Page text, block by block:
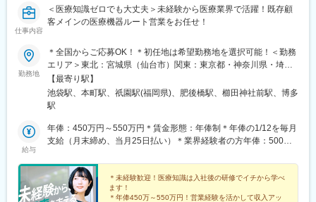
仕事内容
＜医療知識ゼロでも大丈夫＞未経験から医療業界で活躍！既存顧
客メインの医療機器ルート営業をお任せ！
勤務地
＊全国からご応募OK！＊初任地は希望勤務地を選択可能！＜勤務
エリア＞東北：宮城県（仙台市）関東：東京都・神奈川県・埼玉
県・千葉県・栃木県・群馬県東海：愛知県・静岡県・岐阜県信
越：長野県（松本市）北陸：石川県（金沢市）関西：大阪府・兵
庫県中国：広島県四国：香川県（高松市）・愛媛県（松山市）九
県【東京本社】東京都豊島区西池袋3-27-12 池袋ウェストパーク
ビル＊各線「池袋駅」西口より徒歩5分【大阪オフィス】大阪府大
各線「本町駅」より徒歩1分【福岡オフィス】福岡県福岡市博多区
博多駅前2-19-24 大博センタービル6F＊JR・福岡市地下鉄各線
「博多駅」より徒歩5分
【最寄り駅】
池袋駅、本町駅、祇園駅(福岡県)、肥後橋駅、櫛田神社前駅、博多
駅
給与
年俸：450万円～550万円＊賃金形態：年俸制＊年俸の1/12を毎月
支給（月末締め、当月25日払い）＊業界経験者の方年俸：500万
＊未経験歓迎！医療知識は入社後の研修でイチから学べ
ます！
＊年俸450万～550万円！営業経験を活かして収入アッ